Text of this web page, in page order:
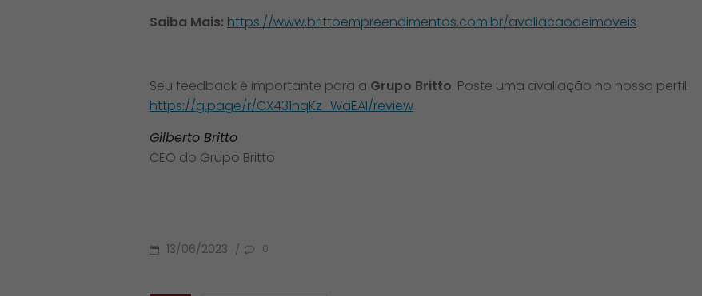
Saiba Mais: https://www.brittoempreendimentos.com.br/avaliacaodeimoveis
Seu feedback é importante para a Grupo Britto. Poste uma avaliação no nosso perfil.
https://g.page/r/CX431nqKz_WaEAI/review
Gilberto Britto
CEO do Grupo Britto
POSTED
13/06/2023 / 0